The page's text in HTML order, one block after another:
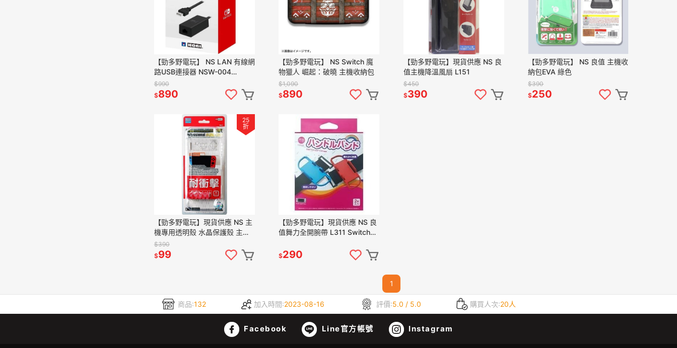
【勁多野電玩】 NS LAN 有線網
路USB連接器 NSW-004
Switch周邊
$990
$890
【勁多野電玩】 NS Switch 魔
物獵人 崛起：破曉 主機收納包
$1,090
$890
【勁多野電玩】現貨供應 NS 良
值主機降溫風扇 L151
$450
$390
【勁多野電玩】 NS 良值 主機收
納包EVA 綠色
$390
$250
25
折
【勁多野電玩】現貨供應 NS 主
機專用透明殼 水晶保護殼 主機
跟手把可分開 可放入底座不用拆
Switch周邊
$390
$99
【勁多野電玩】現貨供應 NS 良
值舞力全開腕帶 L311 Switch周
$290
1
商品:132 加入時間:2023-08-16 評價:5.0 / 5.0 購買人次:20人
Facebook Line官方帳號 Instagram